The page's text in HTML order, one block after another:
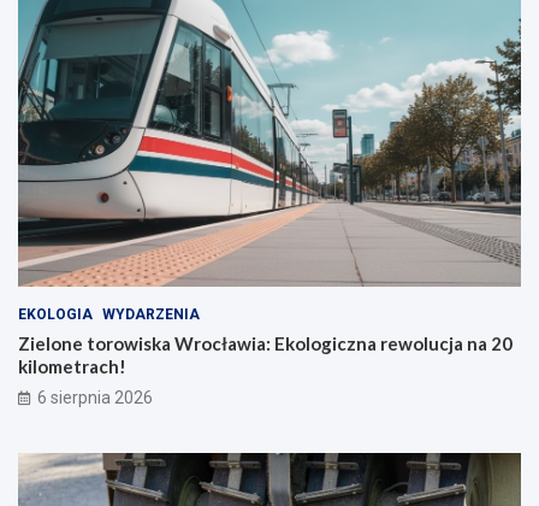
EKOLOGIA WYDARZENIA
Zielone torowiska Wrocławia: Ekologiczna rewolucja na 20
kilometrach!
6 sierpnia 2026